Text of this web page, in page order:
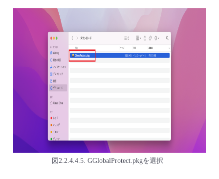
図2.2.4.4.5. GGlobalProtect.pkgを選択